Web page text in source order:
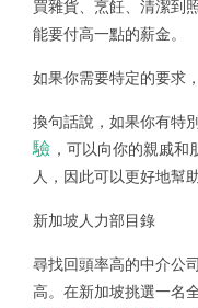
買雜貨、烹飪、清潔到
能要付高一點的薪金。
如果你需要特定的要求
換句話說，如果你有特
驗 ，可以向你的親戚
人，因此可以更好地幫
新加坡人力部目錄
尋找回頭率高的中介公
高。在新加坡挑選一名